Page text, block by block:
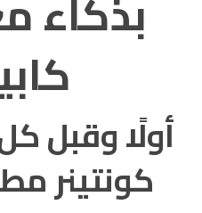
أولًا وقبل
كونتينر